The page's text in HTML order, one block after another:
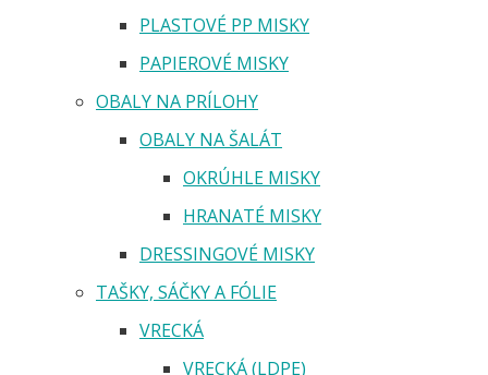
PLASTOVÉ PP MISKY
PAPIEROVÉ MISKY
OBALY NA PRÍLOHY
OBALY NA ŠALÁT
OKRÚHLE MISKY
HRANATÉ MISKY
DRESSINGOVÉ MISKY
TAŠKY, SÁČKY A FÓLIE
VRECKÁ
VRECKÁ (LDPE)